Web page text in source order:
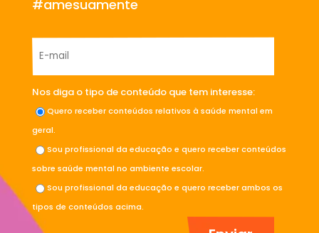
#amesuamente
Nos diga o tipo de conteúdo que tem interesse:
Quero receber conteúdos relativos à saúde mental em
geral.
Sou profissional da educação e quero receber conteúdos
sobre saúde mental no ambiente escolar.
Sou profissional da educação e quero receber ambos os
tipos de conteúdos acima.